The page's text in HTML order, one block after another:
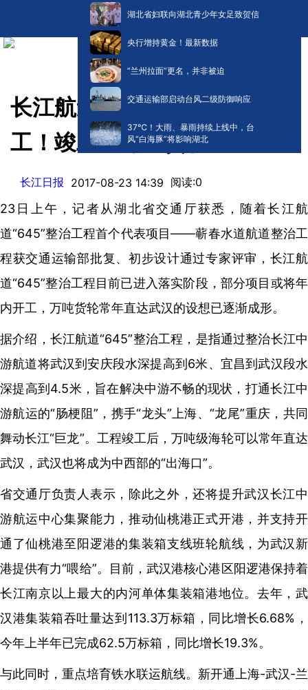
湖北省妇联向湖北青少年女足致贺信
央行增持黄金！最新数据
“兰州拉面”更名，并非被迫
交通运输部启动台风二级防御响应
​37℃！大雨、暴雨持续上线中，台
风“白海豚”将影响湖北
长江航道有个大工程即将开
工！竣工后万吨货轮直达武汉
长江日报 2017-08-23 14:39 阅读:0
23日上午，记者从湖北省交通厅获悉，随着长江航
道“645”整治工程首个代表项目——蕲春水道航道整治工
程获交通运输部批复、初步设计通过专家评审，长江航
道“645”整治工程目前已进入落实阶段，部分项目或将年
内开工，万吨货轮常年直达武汉的设想已逐渐成形。
据介绍，长江航道“645”整治工程，是指通过整治长江中
游航道将武汉到安庆段水深提高到6米、宜昌到武汉段水
深提高到4.5米，旨在解决中游不畅的现状，打通长江中
游航运的“肠梗阻”，携手“龙头”上海、“龙尾”重庆，共同
舞动长江“巨龙”。工程竣工后，万吨级海轮可以常年直达
武汉，武汉也将成为中西部的“出海口”。
省交通厅负责人表示，除此之外，还将提升武汉长江中
游航运中心集聚能力，推动仙桃港正式开港，并支持开
通了仙桃港至阳逻港的集装箱支线班轮航线，为武汉新
港提供有力“喂给”。目前，武汉港核心港区阳逻港保持着
长江南京以上最大的内河单体集装箱港地位。去年，武
汉港集装箱吞吐量达到113.3万标箱，同比增长6.68%，
今年上半年已完成62.5万标箱，同比增长19.3%。
与此同时，重点培育铁水联运航线。新开通上海-武汉-兰